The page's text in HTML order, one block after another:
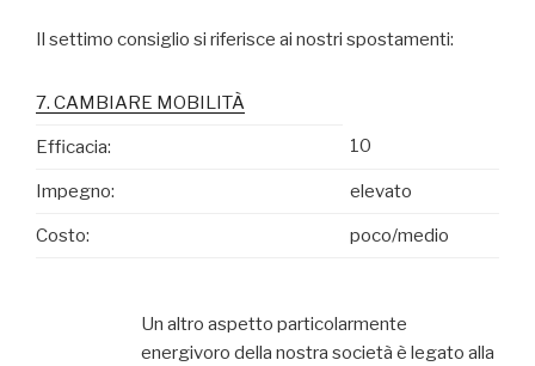
Il settimo consiglio si riferisce ai nostri spostamenti:
7. CAMBIARE MOBILITÀ
Efficacia: 10
Impegno: elevato
Costo: poco/medio
Un altro aspetto particolarmente
energivoro della nostra società è legato alla